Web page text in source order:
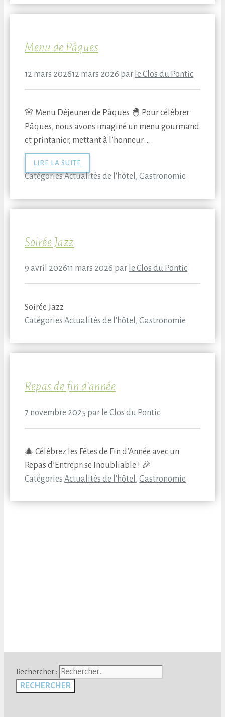
Menu de Pâques
12 mars 202612 mars 2026 par le Clos du Pontic
🌸 Menu Déjeuner de Pâques 🐣 Pour célébrer
Pâques, nous avons imaginé un menu gourmand
et printanier, mettant à l’honneur …
LIRE LA SUITE
CatégoriesActualités de l'hôtel ,Gastronomie
Soirée Jazz
9 avril 202611 mars 2026 par le Clos du Pontic
Soirée Jazz
CatégoriesActualités de l'hôtel ,Gastronomie
Repas de fin d’année
7 novembre 2025 par le Clos du Pontic
🎄 Célébrez les Fêtes de Fin d’Année avec un
Repas d’Entreprise Inoubliable ! 🎉
CatégoriesActualités de l'hôtel ,Gastronomie
Rechercher :